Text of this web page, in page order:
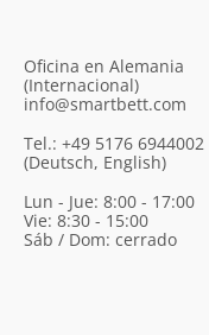
Oficina en Alemania
(Internacional)
info@smartbett.com
Tel.: +49 5176 6944002
(Deutsch, English)
Lun - Jue: 8:00 - 17:00
Vie: 8:30 - 15:00
Sáb / Dom: cerrado